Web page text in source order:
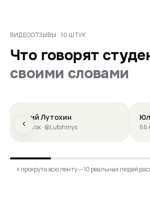
ВИДЕООТЗЫВЫ · 10 ШТУК
Что говорят
своими словами
Юрий Лутохин
6 поток · @Lutohinys 66
прокрути всю ленту — 10 реальных людей